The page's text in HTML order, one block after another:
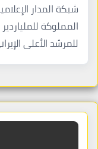
شبكة المدار
المملوكة
للمرشد الأعلى